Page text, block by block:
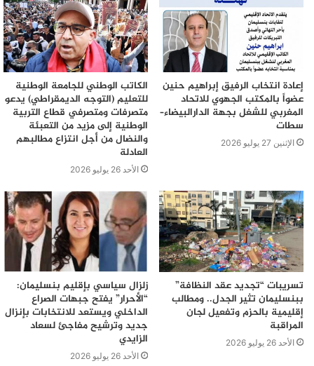
إعادة انتخاب الرفيق إبراهيم حنين
عضواً بالمكتب الجهوي للاتحاد
المغربي للشغل بجهة الدارالبيضاء–
سطات
الإثنين 27 يوليو 2026
الكاتب الوطني للجامعة الوطنية
للتعليم (التوجه الديمقراطي) يدعو
متصرفات ومتصرفي قطاع التربية
الوطنية إلى مزيد من التعبئة
والنضال من أجل انتزاع مطالبهم
العادلة
الأحد 26 يوليو 2026
تسريبات “تجديد عقد النظافة”
ببنسليمان تثير الجدل.. ومطالب
إقليمية بالحزم وتفعيل لجان
المراقبة
الأحد 26 يوليو 2026
زلزال سياسي بإقليم بنسليمان:
“الأحرار” يفتح جبهات الصراع
الداخلي ويستعد للانتخابات بإنزال
جديد وترشيح مفاجئ لسعاد
الزايدي
الأحد 26 يوليو 2026